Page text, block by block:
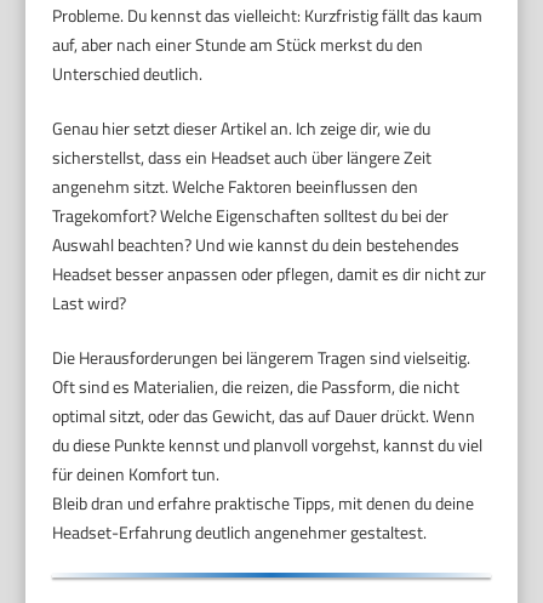
Probleme. Du kennst das vielleicht: Kurzfristig fällt das kaum
auf, aber nach einer Stunde am Stück merkst du den
Unterschied deutlich.
Genau hier setzt dieser Artikel an. Ich zeige dir, wie du
sicherstellst, dass ein Headset auch über längere Zeit
angenehm sitzt. Welche Faktoren beeinflussen den
Tragekomfort? Welche Eigenschaften solltest du bei der
Auswahl beachten? Und wie kannst du dein bestehendes
Headset besser anpassen oder pflegen, damit es dir nicht zur
Last wird?
Die Herausforderungen bei längerem Tragen sind vielseitig.
Oft sind es Materialien, die reizen, die Passform, die nicht
optimal sitzt, oder das Gewicht, das auf Dauer drückt. Wenn
du diese Punkte kennst und planvoll vorgehst, kannst du viel
für deinen Komfort tun.
Bleib dran und erfahre praktische Tipps, mit denen du deine
Headset-Erfahrung deutlich angenehmer gestaltest.